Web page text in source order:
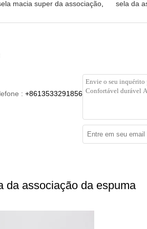
macia super da associação sela da
: +8613533291856
da associação da espuma